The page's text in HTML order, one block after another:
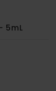
5mL